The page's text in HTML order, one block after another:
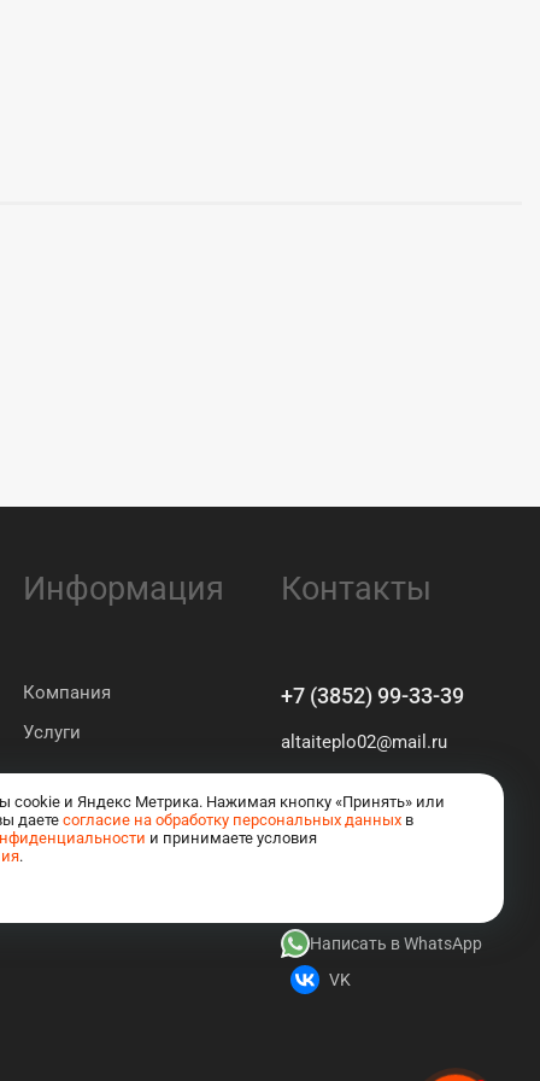
Информация
Компания
Услуги
Контакты
+7 (3852) 99-33-39
altaiteplo02@mail.ru
ул. Георгия Исакова 116 Б
Написать в WhatsApp
VK
cookie и Яндекс Метрика. Нажимая кнопку «Принять» или
даете согласие на обработку персональных данных в
и принимаете условия
.